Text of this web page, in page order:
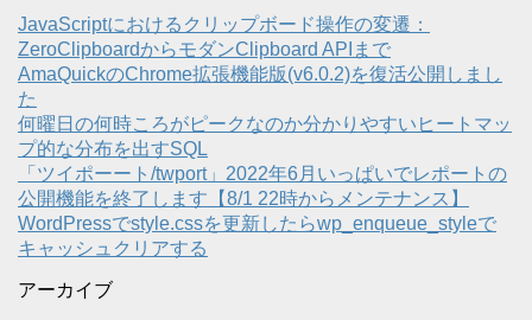
JavaScriptにおけるクリップボード操作の変遷：
ZeroClipboardからモダンClipboard APIまで
AmaQuickのChrome拡張機能版(v6.0.2)を復活公開しまし
た
何曜日の何時ころがピークなのか分かりやすいヒートマッ
プ的な分布を出すSQL
「ツイポーート/twport」2022年6月いっぱいでレポートの
公開機能を終了します【8/1 22時からメンテナンス】
WordPressでstyle.cssを更新したらwp_enqueue_styleで
キャッシュクリアする
アーカイブ